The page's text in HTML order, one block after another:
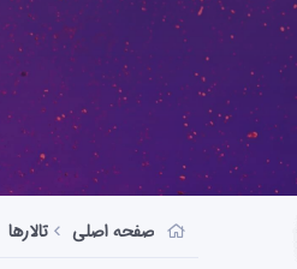
صفحه اصلی تالارها